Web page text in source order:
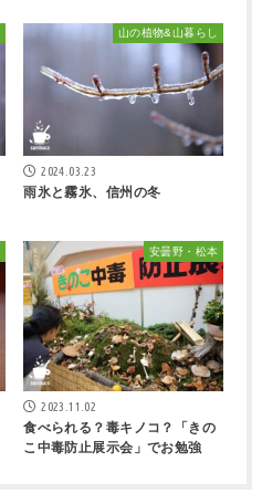
山の植物&山暮らし
2024.03.23
雨氷と霧氷、信州の冬
安曇野・松本
2023.11.02
食べられる？毒キノコ？「きの
こ中毒防止展示会」でお勉強